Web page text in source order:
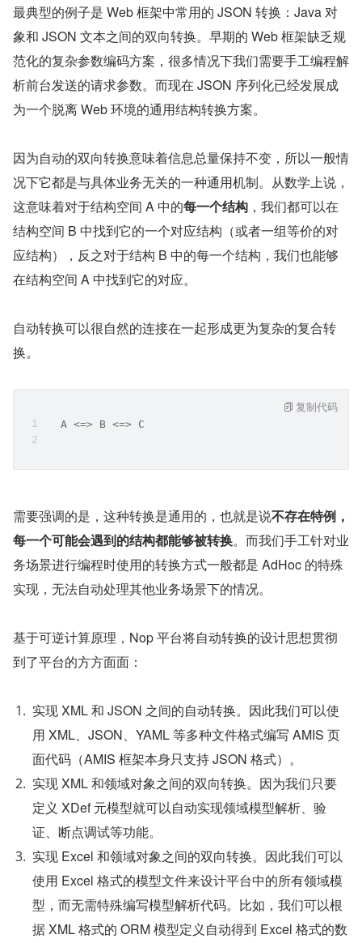
最典型的例子是 Web 框架中常用的 JSON 转换：Java 对
象和 JSON 文本之间的双向转换。早期的 Web 框架缺乏规
范化的复杂参数编码方案，很多情况下我们需要手工编程解
析前台发送的请求参数。而现在 JSON 序列化已经发展成
为一个脱离 Web 环境的通用结构转换方案。
因为自动的双向转换意味着信息总量保持不变，所以一般情
况下它都是与具体业务无关的一种通用机制。从数学上说，
这意味着对于结构空间 A 中的每一个结构 ，我们都可以在
结构空间 B 中找到它的一个对应结构（或者一组等价的对
应结构），反之对于结构 B 中的每一个结构，我们也能够
在结构空间 A 中找到它的对应。
自动转换可以很自然的连接在一起形成更为复杂的复合转
换。
  A <=> B <=> C
复制代码
需要强调的是，这种转换是通用的，也就是说不存在特例，
每一个可能会遇到的结构都能够被转换。而我们手工针对业
务场景进行编程时使用的转换方式一般都是 AdHoc 的特殊
实现，无法自动处理其他业务场景下的情况。
基于可逆计算原理，Nop 平台将自动转换的设计思想贯彻
到了平台的方方面面：
实现 XML 和 JSON 之间的自动转换。因此我们可以使
用 XML、JSON、YAML 等多种文件格式编写 AMIS 页
面代码（AMIS 框架本身只支持 JSON 格式）。
实现 XML 和领域对象之间的双向转换。因为我们只要
定义 XDef 元模型就可以自动实现领域模型解析、验
证、断点调试等功能。
实现 Excel 和领域对象之间的双向转换。因此我们可以
使用 Excel 格式的模型文件来设计平台中的所有领域模
型，而无需特殊编写模型解析代码。比如，我们可以根
据 XML 格式的 ORM 模型定义自动得到 Excel 格式的数